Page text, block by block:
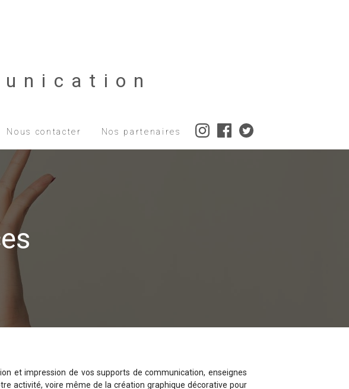
Nous contacter Nos partenaires
et impression de vos supports de communication, enseignes
activité, voire même de la création graphique décorative pour